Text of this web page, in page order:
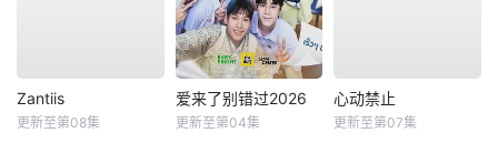
Zantiis
更新至第08集
爱来了别错过2026
更新至第04集
心动禁止
更新至第07集